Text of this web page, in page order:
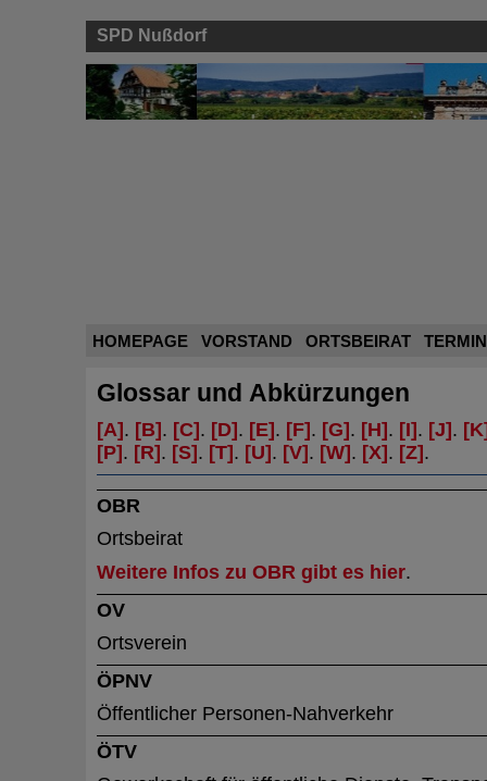
SPD Nußdorf
HOMEPAGE VORSTAND ORTSBEIRAT
Glossar und Abkürzungen
[A]. [B]. [C]. [D]. [E]. [F]. [G]. [H]. [I]. [J].
[P]. [R]. [S]. [T]. [U]. [V]. [W]. [X]. [Z].
OBR
Ortsbeirat
Weitere Infos zu OBR gibt es hier.
OV
Ortsverein
ÖPNV
Öffentlicher Personen-Nahverkehr
ÖTV